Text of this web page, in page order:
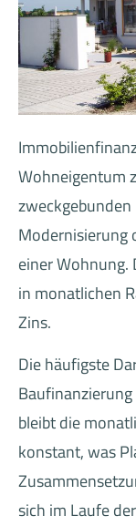
Wohneigentum
Modernisierung
einer Wohnung.
in monatlichen
Zins.
Die häufigste
bleibt die
konstant, was
sich im Laufe